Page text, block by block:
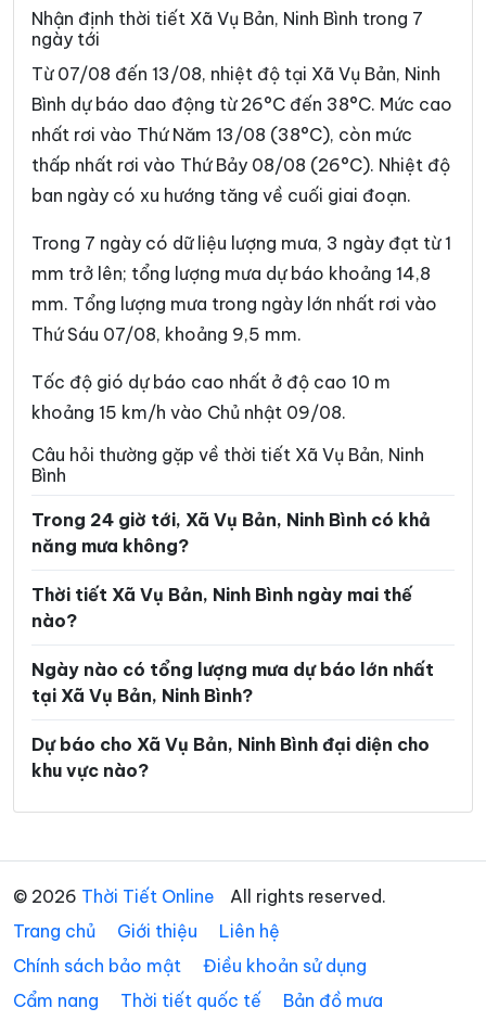
Phường Tiên Sơn Phường Trung Sơn
Phường Trường Thi
Phường Yên Sơn Phường Yên Thắng
Xã Bắc Lý Xã Bình An
Xã Bình Giang Xã Bình Lục
Xã Bình Sơn Xã Cát Thành
Xã Chất Bình Xã Cổ Lễ
Xã Cúc Phương
Xã Định Hóa Xã Đồng Thái
Xã Gia Lâm
Xã Gia Trấn Xã Gia Tường
Xã Gia Vân
Xã Giao Bình Xã Giao Hòa
Xã Giao Hưng Xã Giao Minh
Xã Giao Ninh
Xã Hải Anh
Xã Hải Hưng Xã Hải Quang
Xã Hải Thịnh Xã Hải Tiến
Xã Hải Xuân Xã Hiển Khánh
Xã Hồng Phong Xã Khánh Hội
Nhận định thời tiết Xã Vụ Bản, Ninh Bình trong 7
ngày tới
Từ 07/08 đến 13/08, nhiệt độ tại Xã Vụ Bản, Ninh
Bình dự báo dao động từ 26°C đến 38°C. Mức cao
nhất rơi vào Thứ Năm 13/08 (38°C), còn mức
thấp nhất rơi vào Thứ Bảy 08/08 (26°C). Nhiệt độ
ban ngày có xu hướng tăng về cuối giai đoạn.
Trong 7 ngày có dữ liệu lượng mưa, 3 ngày đạt từ 1
mm trở lên; tổng lượng mưa dự báo khoảng 14,8
mm. Tổng lượng mưa trong ngày lớn nhất rơi vào
Thứ Sáu 07/08, khoảng 9,5 mm.
Tốc độ gió dự báo cao nhất ở độ cao 10 m
khoảng 15 km/h vào Chủ nhật 09/08.
Câu hỏi thường gặp về thời tiết Xã Vụ Bản, Ninh
Bình
Trong 24 giờ tới, Xã Vụ Bản, Ninh Bình có khả
năng mưa không?
Thời tiết Xã Vụ Bản, Ninh Bình ngày mai thế
nào?
Ngày nào có tổng lượng mưa dự báo lớn nhất
tại Xã Vụ Bản, Ninh Bình?
Dự báo cho Xã Vụ Bản, Ninh Bình đại diện cho
khu vực nào?
© 2026 Thời Tiết Online
All rights reserved.
Trang chủ
Giới thiệu
Liên hệ
Chính sách bảo mật
Điều khoản sử dụng
Cẩm nang
Thời tiết quốc tế Bản đồ mưa